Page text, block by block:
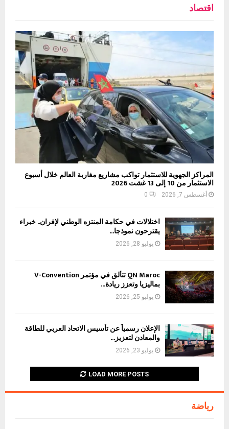
اقتصاد
المراكز الجهوية للاستثمار تواكب مشاريع مغاربة العالم خلال أسبوع
الاستثمار من 10 إلى 13 غشت 2026
أغسطس 7, 2026 0
اختلالات في حكامة المنتزه الوطني لإفران.. خبراء
يقترحون نموذجا...
يوليو 28, 2026
QN Maroc تتألق في مؤتمر V-Convention
بماليزيا وتعزز ريادة...
يوليو 25, 2026
الإعلان رسمياً عن تأسيس الاتحاد العربي للطاقة
والمعادن لتعزيز...
يوليو 23, 2026
LOAD MORE POSTS
رياضة